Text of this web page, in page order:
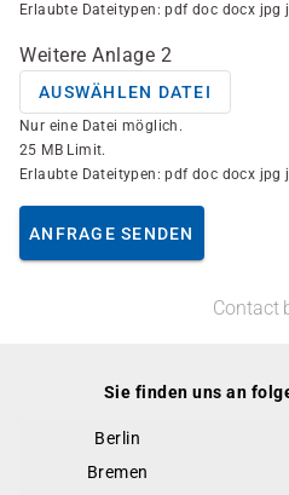
Erlaubte Dateitypen: pdf doc docx jpg
Weitere Anlage 2
AUSWÄHLEN DATEI
Nur eine Datei möglich.
25 MB Limit.
Erlaubte Dateitypen: pdf doc docx jpg
ANFRAGE SENDEN
Contact
Sie finden uns an
Berlin
Bremen